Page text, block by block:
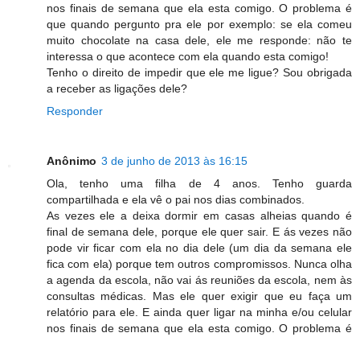
nos finais de semana que ela esta comigo. O problema é
que quando pergunto pra ele por exemplo: se ela comeu
muito chocolate na casa dele, ele me responde: não te
interessa o que acontece com ela quando esta comigo!
Tenho o direito de impedir que ele me ligue? Sou obrigada
a receber as ligações dele?
Responder
Anônimo 3 de junho de 2013 às 16:15
Ola, tenho uma filha de 4 anos. Tenho guarda
compartilhada e ela vê o pai nos dias combinados.
As vezes ele a deixa dormir em casas alheias quando é
final de semana dele, porque ele quer sair. E ás vezes não
pode vir ficar com ela no dia dele (um dia da semana ele
fica com ela) porque tem outros compromissos. Nunca olha
a agenda da escola, não vai ás reuniões da escola, nem às
consultas médicas. Mas ele quer exigir que eu faça um
relatório para ele. E ainda quer ligar na minha e/ou celular
nos finais de semana que ela esta comigo. O problema é